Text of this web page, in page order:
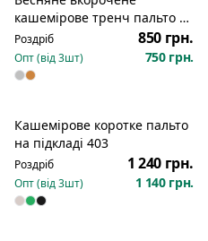
кашемірове тренч пальто з
поясом на підкладі 4287
Роздріб 850 грн.
Опт (від3шт) 750 грн.
Кашемірове коротке пальто
на підкладі 403
Роздріб 1 240 грн.
Опт (від3шт) 1 140 грн.